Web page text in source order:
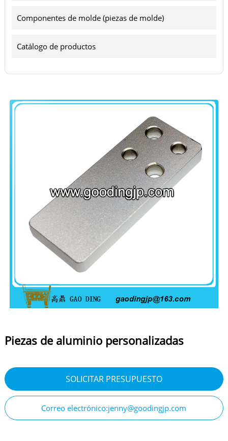
Componentes de molde (piezas de molde)
Catálogo de productos
Piezas de aluminio personalizadas
SOLICITAR PRESUPUESTO
Correo electrónico:jenny@goodingjp.com